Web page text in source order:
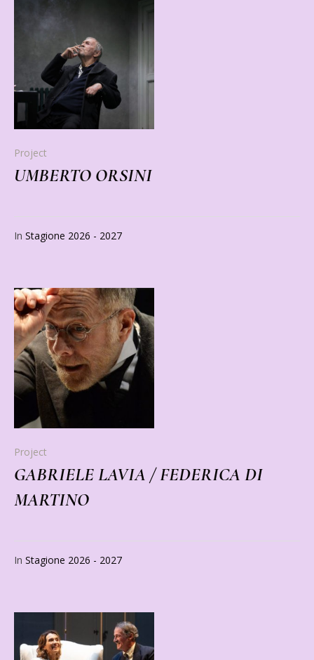
Project
UMBERTO ORSINI
In Stagione 2026 - 2027
Project
GABRIELE LAVIA / FEDERICA DI
MARTINO
In Stagione 2026 - 2027